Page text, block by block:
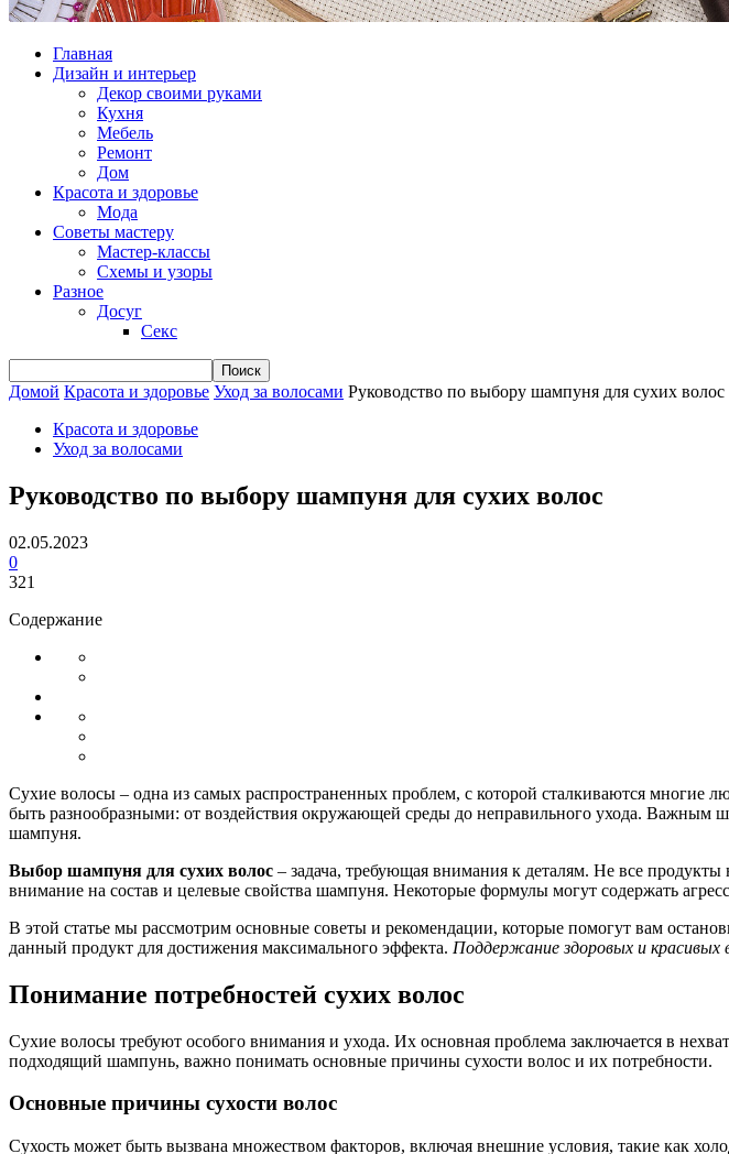
Главная
Дизайн и интерьер
Декор своими руками
Кухня
Мебель
Ремонт
Дом
Красота и здоровье
Мода
Советы мастеру
Мастер-классы
Схемы и узоры
Разное
Досуг
Секс
Домой Красота и здоровье Уход за волосами Руководство по выбору шампуня для сухих волос
Красота и здоровье
Уход за волосами
Руководство по выбору шампуня для сухих волос
02.05.2023
0
321
Содержание
Сухие волосы – одна из самых распространенных проблем, с которой сталкиваются
быть разнообразными: от воздействия окружающей среды до неправильного ухода. Важным
шампуня.
Выбор шампуня для сухих волос – задача, требующая внимания к деталям. Не все
внимание на состав и целевые свойства шампуня. Некоторые формулы могут содержать
В этой статье мы рассмотрим основные советы и рекомендации, которые помогут вам
данный продукт для достижения максимального эффекта. Поддержание здоровых и красивых
Понимание потребностей сухих волос
Сухие волосы требуют особого внимания и ухода. Их основная проблема заключается в
подходящий шампунь, важно понимать основные причины сухости волос и их потребности.
Основные причины сухости волос
Сухость может быть вызвана множеством факторов, включая внешние условия, такие как